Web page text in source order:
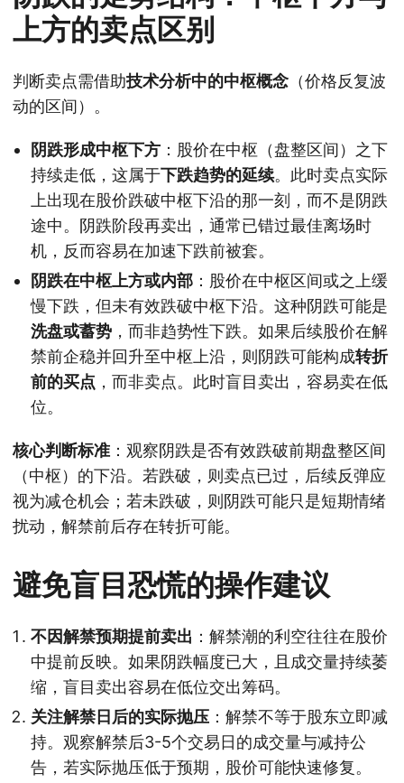
上方的卖点区别
判断卖点需借助技术分析中的中枢概念（价格反复波
动的区间）。
阴跌形成中枢下方 ：股价在中枢（盘整区间）之下
持续走低，这属于下跌趋势的延续。此时卖点实际
上出现在股价跌破中枢下沿的那一刻，而不是阴跌
途中。阴跌阶段再卖出，通常已错过最佳离场时
机，反而容易在加速下跌前被套。
阴跌在中枢上方或内部 ：股价在中枢区间或之上缓
慢下跌，但未有效跌破中枢下沿。这种阴跌可能是
洗盘或蓄势 ，而非趋势性下跌。如果后续股价在解
禁前企稳并回升至中枢上沿，则阴跌可能构成转折
前的买点 ，而非卖点。此时盲目卖出，容易卖在低
位。
核心判断标准 ：观察阴跌是否有效跌破前期盘整区间
（中枢）的下沿。若跌破，则卖点已过，后续反弹应
视为减仓机会；若未跌破，则阴跌可能只是短期情绪
扰动，解禁前后存在转折可能。
避免盲目恐慌的操作建议
不因解禁预期提前卖出 ：解禁潮的利空往往在股价
中提前反映。如果阴跌幅度已大，且成交量持续萎
缩，盲目卖出容易在低位交出筹码。
关注解禁日后的实际抛压 ：解禁不等于股东立即减
持。观察解禁后3-5个交易日的成交量与减持公
告，若实际抛压低于预期，股价可能快速修复。